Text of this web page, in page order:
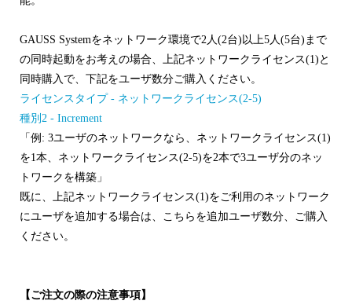
GAUSS Systemをネットワーク環境で2人(2台)以上5人(5台)まで
の同時起動をお考えの場合、上記ネットワークライセンス(1)と
同時購入で、下記をユーザ数分ご購入ください。
ライセンスタイプ - ネットワークライセンス(2-5)
種別2 - Increment
「例: 3ユーザのネットワークなら、ネットワークライセンス(1)
を1本、ネットワークライセンス(2-5)を2本で3ユーザ分のネッ
トワークを構築」
既に、上記ネットワークライセンス(1)をご利用のネットワーク
にユーザを追加する場合は、こちらを追加ユーザ数分、ご購入
ください。
【ご注文の際の注意事項】